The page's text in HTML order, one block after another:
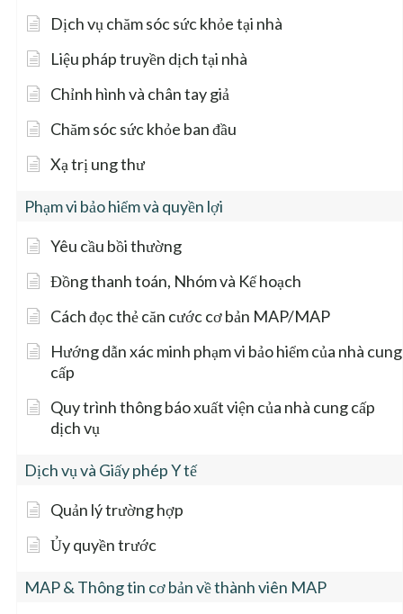
Dịch vụ chăm sóc sức khỏe tại nhà
Liệu pháp truyền dịch tại nhà
Chỉnh hình và chân tay giả
Chăm sóc sức khỏe ban đầu
Xạ trị ung thư
Phạm vi bảo hiểm và quyền lợi
Yêu cầu bồi thường
Đồng thanh toán, Nhóm và Kế hoạch
Cách đọc thẻ căn cước cơ bản MAP/MAP
Hướng dẫn xác minh phạm vi bảo hiểm của nhà cung
cấp
Quy trình thông báo xuất viện của nhà cung cấp
dịch vụ
Dịch vụ và Giấy phép Y tế
Quản lý trường hợp
Ủy quyền trước
MAP & Thông tin cơ bản về thành viên MAP